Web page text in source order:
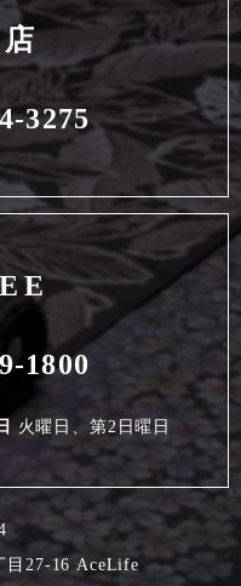
3275
1800
火曜日、第2日曜日
目27-16 AceLife